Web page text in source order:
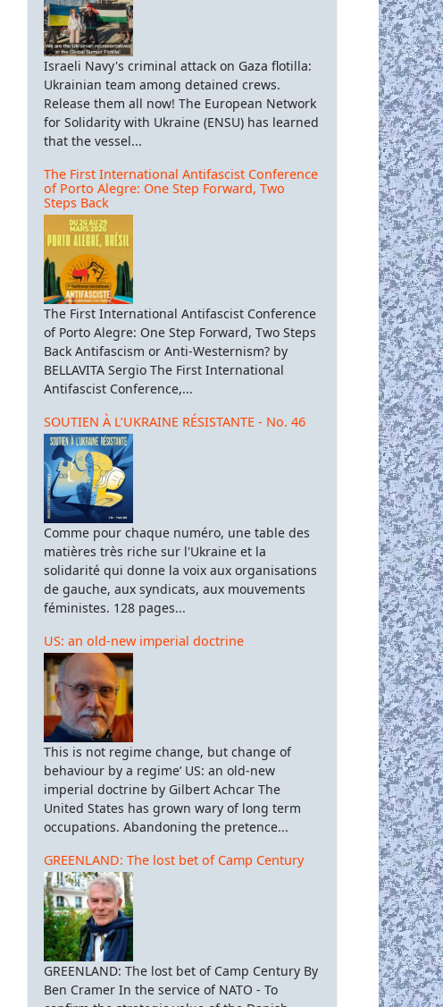
Israeli Navy's criminal attack on Gaza flotilla:
Ukrainian team among detained crews.
Release them all now! The European Network
for Solidarity with Ukraine (ENSU) has learned
that the vessel...
The First International Antifascist Conference
of Porto Alegre: One Step Forward, Two
Steps Back
The First International Antifascist Conference
of Porto Alegre: One Step Forward, Two Steps
Back Antifascism or Anti-Westernism? by
BELLAVITA Sergio The First International
Antifascist Conference,...
SOUTIEN À L’UKRAINE RÉSISTANTE - No. 46
Comme pour chaque numéro, une table des
matières très riche sur l'Ukraine et la
solidarité qui donne la voix aux organisations
de gauche, aux syndicats, aux mouvements
féministes. 128 pages...
US: an old-new imperial doctrine
This is not regime change, but change of
behaviour by a regime’ US: an old-new
imperial doctrine by Gilbert Achcar The
United States has grown wary of long term
occupations. Abandoning the pretence...
GREENLAND: The lost bet of Camp Century
GREENLAND: The lost bet of Camp Century By
Ben Cramer In the service of NATO - To